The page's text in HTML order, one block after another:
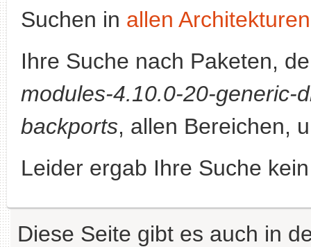
Suchen in allen Architekturen
Ihre Suche nach Paketen,
modules-4.10.0-20-generic-
backports, allen Bereichen,
Leider ergab Ihre Suche
Diese Seite gibt es auch in